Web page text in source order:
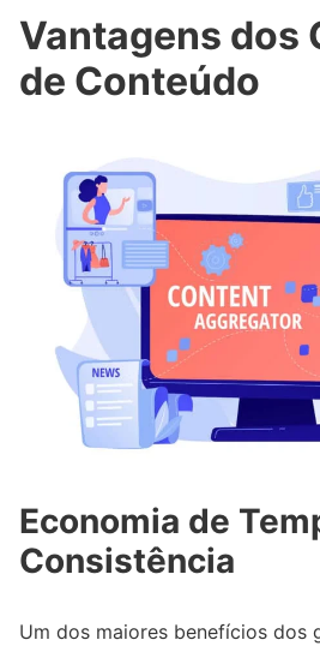
Vantagens dos
de Conteúdo
Economia de
Consistência
Um dos maiores benefícios dos